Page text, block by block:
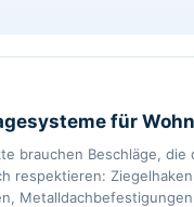
für
brauchen Beschläge, die
respektieren: